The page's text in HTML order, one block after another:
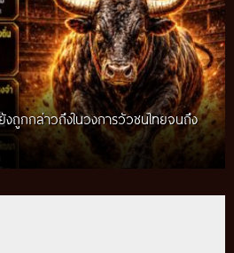
ถูกกล่าวถึงในวงการวัวชนไทยจนถึง
แข่งขันดั้งเดิมที่สืบทอดผ่านภูมิปัญญา